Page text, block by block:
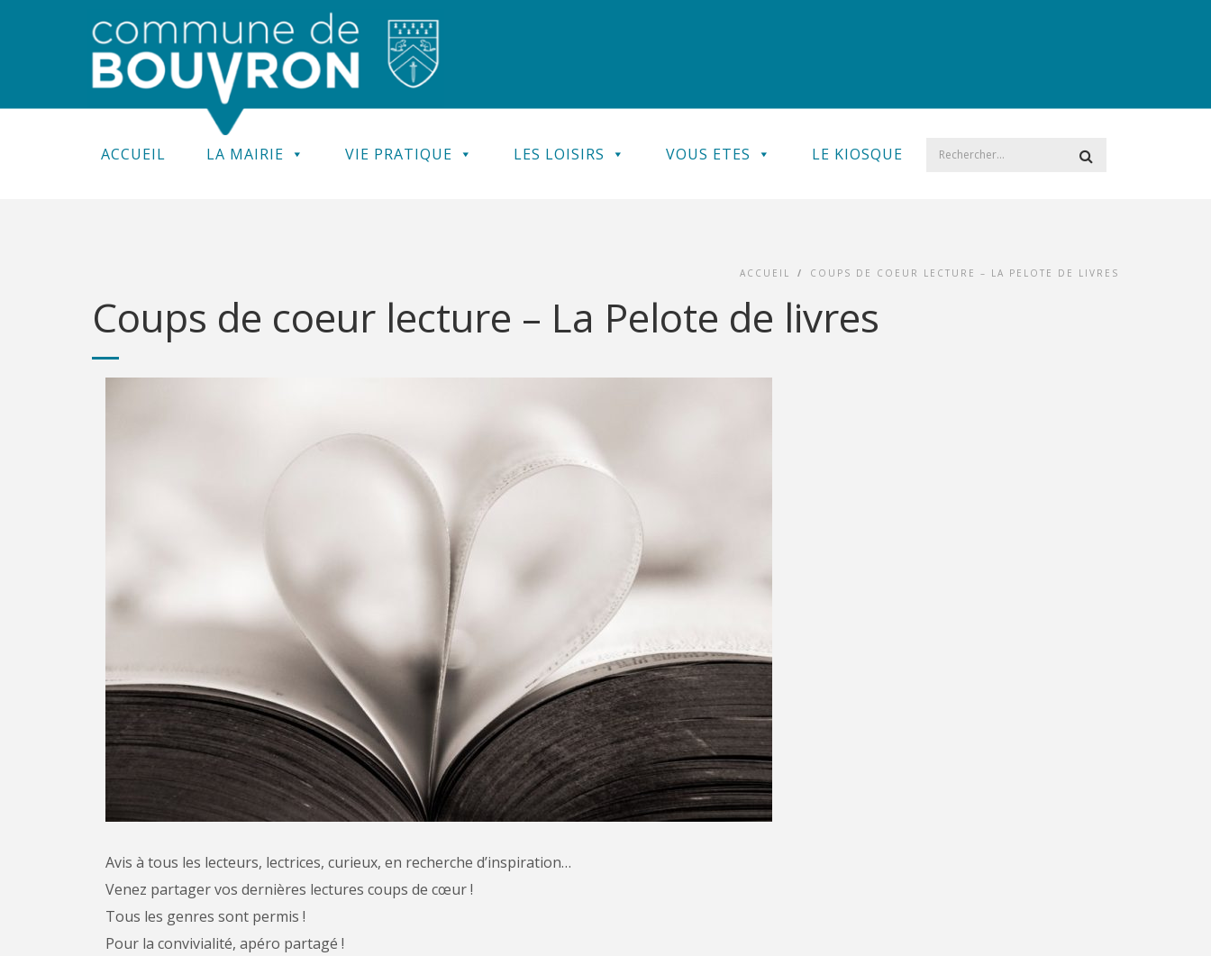
ACCUEIL LA MAIRIE VIE PRATIQUE LES LOISIRS VOUS ETES LE KIOSQUE
ACCUEIL / COUPS DE COEUR LECTURE – LA PELOTE DE LIVRES
Coups de coeur lecture – La Pelote de livres
Avis à tous les lecteurs, lectrices, curieux, en recherche d’inspiration…
Venez partager vos dernières lectures coups de cœur !
Tous les genres sont permis !
Pour la convivialité, apéro partagé !